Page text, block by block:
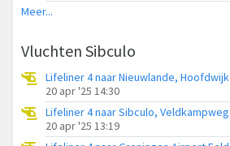
Meer...
Vluchten Sibculo
Lifeliner 4 naar Nieuwlande, Hoofdwijk
20 apr '25 14:30
Lifeliner 4 naar Sibculo, Veldkampweg
20 apr '25 13:19